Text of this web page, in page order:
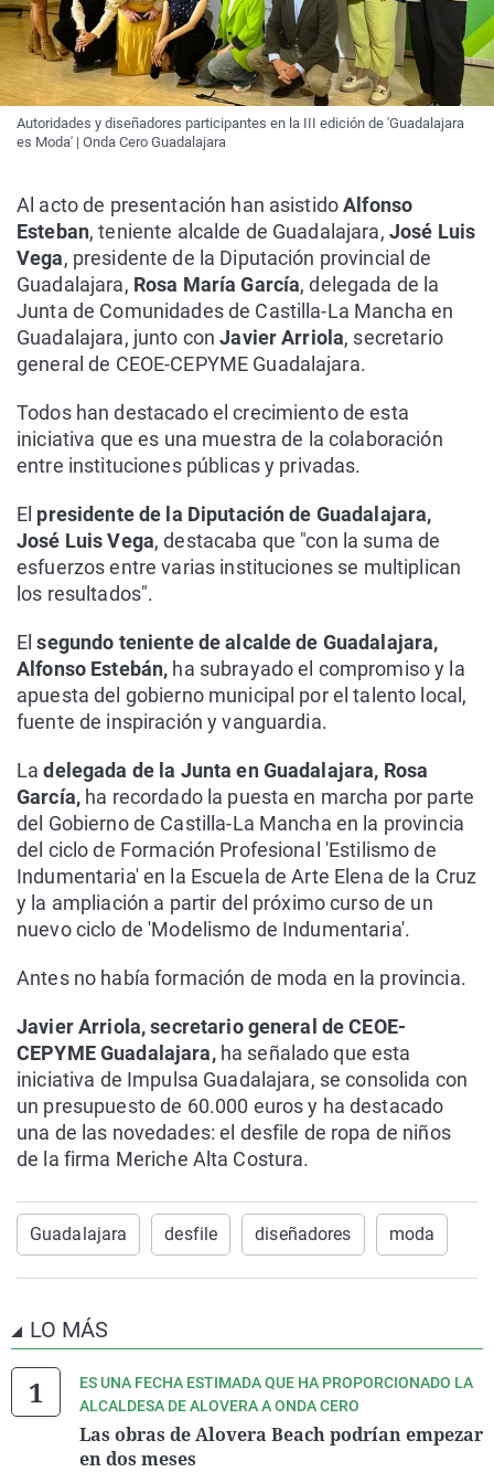
Autoridades y diseñadores participantes en la III edición de 'Guadalajara
es Moda' | Onda Cero Guadalajara
Al acto de presentación han asistidoAlfonso
Esteban, teniente alcalde de Guadalajara, José Luis
Vega, presidente de la Diputación provincial de
Guadalajara, Rosa María García, delegada de la
Junta de Comunidades de Castilla-La Mancha en
Guadalajara, junto conJavier Arriola, secretario
general de CEOE-CEPYME Guadalajara.
Todos han destacado el crecimiento de esta
iniciativa que es una muestra de la colaboración
entre instituciones públicas y privadas.
El presidente de la Diputación de Guadalajara,
José Luis Vega, destacaba que "con la suma de
esfuerzos entre varias instituciones se multiplican
los resultados".
Elsegundo teniente de alcalde de Guadalajara,
Alfonso Estebán, ha subrayado el compromiso y la
apuesta del gobierno municipal por el talento local,
fuente de inspiración y vanguardia.
Ladelegada de la Junta en Guadalajara, Rosa
García,ha recordado la puesta en marcha por parte
del Gobierno de Castilla-La Mancha en la provincia
del ciclo de Formación Profesional 'Estilismo de
Indumentaria' en la Escuela de Arte Elena de la Cruz
y la ampliación a partir del próximo curso de un
nuevo ciclo de 'Modelismo de Indumentaria'.
Antes no había formación de moda en la provincia.
Javier Arriola, secretario general de CEOE-
CEPYME Guadalajara, ha señalado que esta
iniciativa de Impulsa Guadalajara, se consolida con
un presupuesto de 60.000 euros y ha destacado
una de las novedades: el desfile de ropa de niños
de la firma Meriche Alta Costura.
Guadalajara desfile diseñadores moda
LO MÁS
ES UNA FECHA ESTIMADA QUE HA PROPORCIONADO LA
ALCALDESA DE ALOVERA A ONDA CERO
Las obras de Alovera Beach podrían empezar
en dos meses